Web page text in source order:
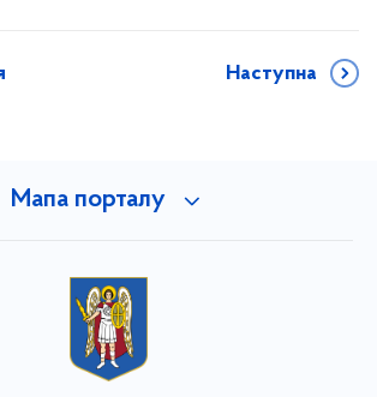
Наступна
Мапа порталу